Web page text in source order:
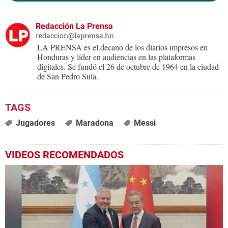
Redacción La Prensa
redaccion@laprensa.hn
LA PRENSA es el decano de los diarios impresos en
Honduras y líder en audiencias en las plataformas
digitales. Se fundó el 26 de octubre de 1964 en la ciudad
de San Pedro Sula.
Jugadores Maradona Messi
VIDEOS RECOMENDADOS